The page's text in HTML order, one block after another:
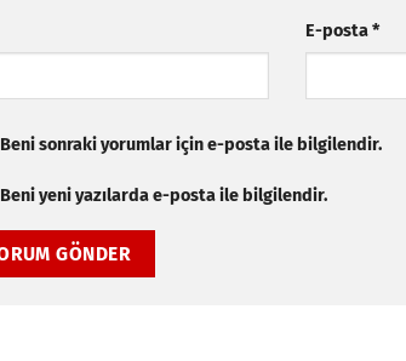
E-posta*
Beni sonraki yorumlar için e-posta ile bilgilendir.
Beni yeni yazılarda e-posta ile bilgilendir.